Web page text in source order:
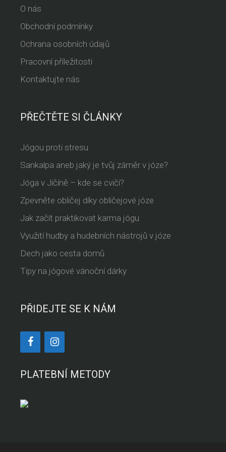
O nás
Obchodní podmínky
Ochrana osobních údajů
Pracovní příležitosti
Kontaktujte nás
PŘEČTĚTE SI ČLÁNKY
Jógou proti stresu
Sankalpa aneb jaký je tvůj záměr v józe?
Jóga v Jičíně – kde se cvičí?
Zpevněte obličej díky obličejové józe
Jak začít praktikovat karma jógu
Využití hudby a hudebních nástrojů v józe
Dech jako cesta domů
Tipy na jógové vánoční dárky
PŘIDEJTE SE K NÁM
PLATEBNÍ METODY